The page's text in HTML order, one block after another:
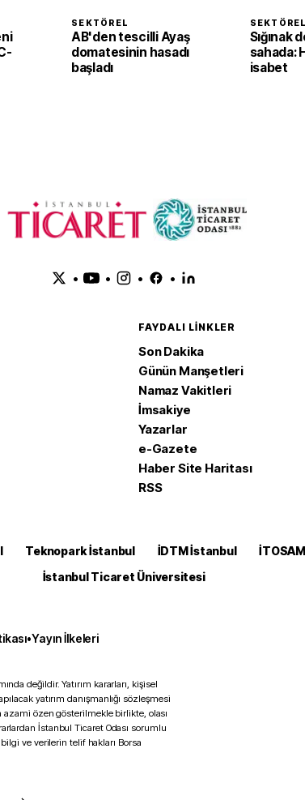
SEKTÖREL
AB'den tescilli Ayaş
domatesinin hasadı
başladı
SEKTÖREL
Sığınak
sahada:
isabet
• • • •
FAYDALI LINKLER
Son Dakika
Günün Manşetleri
Namaz Vakitleri
İmsakiye
Yazarlar
e-Gazete
Haber Site Haritası
RSS
Teknopark İstanbul İDTM İstanbul İTOSAM
İstanbul Ticaret Üniversitesi
•Yayın İlkeleri
değildir. Yatırım kararları, kişisel
yatırım danışmanlığı sözleşmesi
özen gösterilmekle birlikte, olası
İstanbul Ticaret Odası sorumlu
ve verilerin telif hakları Borsa